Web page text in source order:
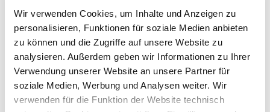
Wir verwenden Cookies, um Inhalte und Anzeigen zu
personalisieren, Funktionen für soziale Medien anbieten
zu können und die Zugriffe auf unsere Website zu
analysieren. Außerdem geben wir Informationen zu Ihrer
Verwendung unserer Website an unsere Partner für
soziale Medien, Werbung und Analysen weiter. Wir
verwenden für die Funktion der Website technisch
info@rittisberg.at
www.rittisberg.at